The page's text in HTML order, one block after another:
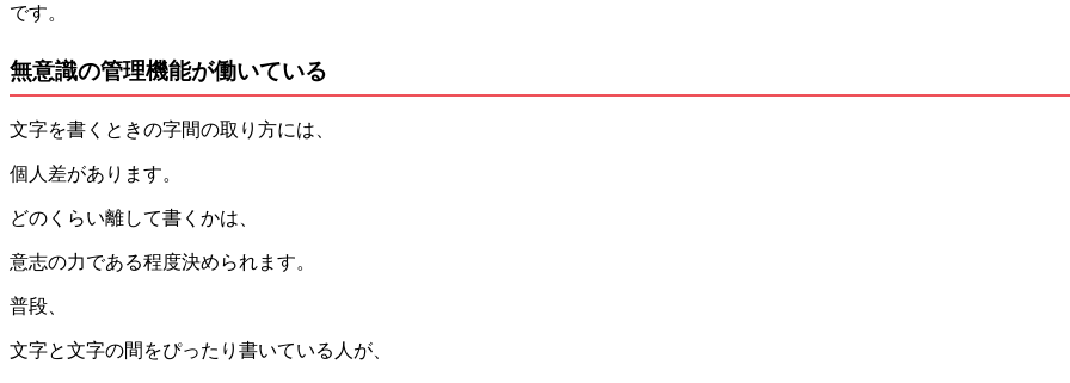
です。
無意識の管理機能が働いている
文字を書くときの字間の取り方には、
個人差があります。
どのくらい離して書くかは、
意志の力である程度決められます。
普段、
文字と文字の間をぴったり書いている人が、